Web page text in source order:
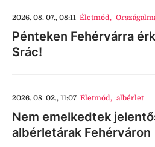
2026. 08. 07., 08:11 Életmód,
Pénteken Fehérvárra
Srác!
2026. 08. 02., 11:07 Életmód, albérlet
Nem emelkedtek
albérletárak Fehérváron